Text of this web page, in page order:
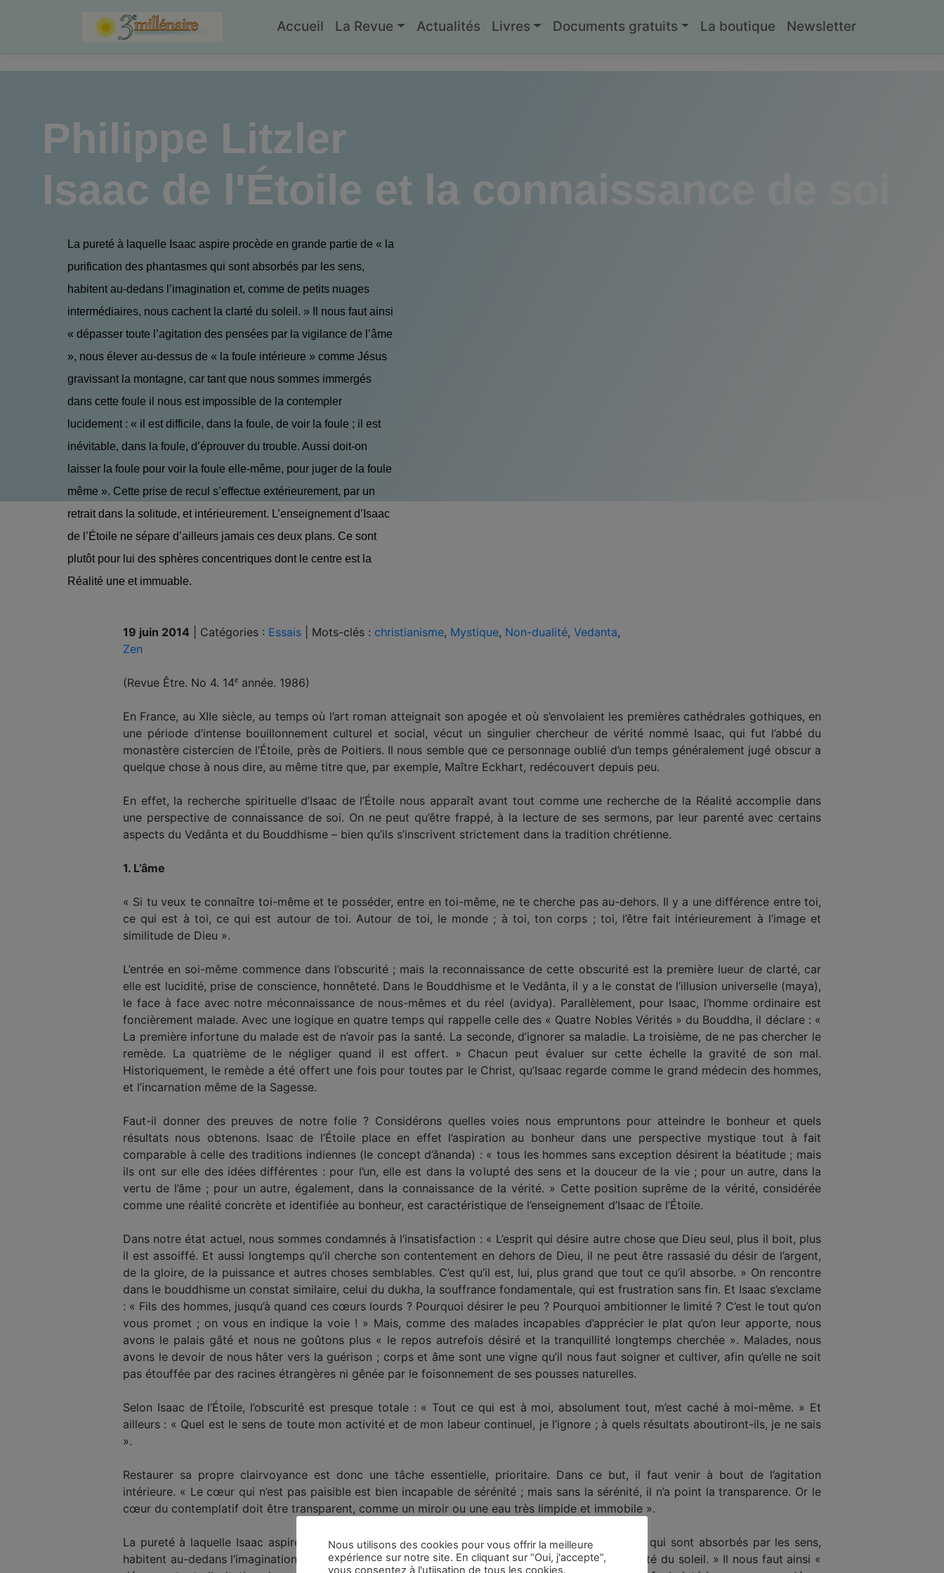
Accueil La Revue Actualités Livres Documents gratuits La boutique Newsletter
Philippe Litzler
Isaac de l'Étoile et la connaissance de soi
La pureté à laquelle Isaac aspire procède en grande partie de « la
purification des phantasmes qui sont absorbés par les sens,
habitent au-dedans l’imagination et, comme de petits nuages
intermédiaires, nous cachent la clarté du soleil. » Il nous faut ainsi
« dépasser toute l’agitation des pensées par la vigilance de l’âme
», nous élever au-dessus de « la foule intérieure » comme Jésus
gravissant la montagne, car tant que nous sommes immergés
dans cette foule il nous est impossible de la contempler
lucidement : « il est difficile, dans la foule, de voir la foule ; il est
inévitable, dans la foule, d’éprouver du trouble. Aussi doit-on
laisser la foule pour voir la foule elle-même, pour juger de la foule
même ». Cette prise de recul s’effectue extérieurement, par un
retrait dans la solitude, et intérieurement. L’enseignement d’Isaac
de l’Étoile ne sépare d’ailleurs jamais ces deux plans. Ce sont
plutôt pour lui des sphères concentriques dont le centre est la
Réalité une et immuable.
19 juin 2014 Catégories : Essais Mots-clés : christianisme, Mystique, Non-dualité, Vedanta,
Zen
(Revue Être. No 4. 14e année. 1986)
En France, au XIIe siècle, au temps où l’art roman attei­gnait son apogée et où s’envolaient les premières cathédrales gothiques, en
une période d’intense bouillonnement culturel et social, vécut un singulier chercheur de vérité nommé Isaac, qui fut l’abbé du
monastère cistercien de l’Étoile, près de Poitiers. Il nous semble que ce personnage oublié d’un temps généralement jugé obscur a
quelque chose à nous dire, au même titre que, par exemple, Maître Eckhart, redécouvert depuis peu.
En effet, la recherche spirituelle d’Isaac de l’Étoile nous apparaît avant tout comme une recherche de la Réalité accom­plie dans
une perspective de connaissance de soi. On ne peut qu’être frappé, à la lecture de ses sermons, par leur parenté avec certains
aspects du Vedânta et du Bouddhisme – bien qu’ils s’inscrivent strictement dans la tradition chrétienne.
1. L’âme
« Si tu veux te connaître toi-même et te posséder, entre en toi-même, ne te cherche pas au-dehors. Il y a une différence entre toi,
ce qui est à toi, ce qui est autour de toi. Autour de toi, le monde ; à toi, ton corps ; toi, l’être fait intérieurement à l’image et
similitude de Dieu ».
L’entrée en soi-même commence dans l’obscurité ; mais la reconnaissance de cette obscurité est la première lueur de clarté, car
elle est lucidité, prise de conscience, honnêteté. Dans le Bouddhisme et le Vedânta, il y a le constat de l’illu­sion universelle (maya),
le face à face avec notre méconnaissance de nous-mêmes et du réel (avidya). Parallèlement, pour Isaac, l’homme ordinaire est
foncièrement malade. Avec une logique en quatre temps qui rappelle celle des « Quatre Nobles Vérités » du Bouddha, il déclare : «
La première infortune du malade est de n’avoir pas la santé. La seconde, d’ignorer sa maladie. La troisième, de ne pas chercher le
remède. La quatrième de le négliger quand il est offert. » Chacun peut évaluer sur cette échelle la gravité de son mal.
Historiquement, le remède a été offert une fois pour toutes par le Christ, qu’Isaac regarde comme le grand médecin des hommes,
et l’incarnation même de la Sagesse.
Faut-il donner des preuves de notre folie ? Considérons quelles voies nous empruntons pour atteindre le bonheur et quels
résultats nous obtenons. Isaac de l’Étoile place en effet l’aspiration au bonheur dans une perspective mystique tout à fait
comparable à celle des traditions indiennes (le concept d’ânanda) : « tous les hommes sans exception désirent la béa­titude ; mais
ils ont sur elle des idées différentes : pour l’un, elle est dans la volupté des sens et la douceur de la vie ; pour un autre, dans la
vertu de l’âme ; pour un autre, également, dans la connaissance de la vérité. » Cette position suprême de la vérité, considérée
comme une réalité concrète et identifiée au bonheur, est caractéristique de l’enseignement d’Isaac de l’Étoile.
Dans notre état actuel, nous sommes condamnés à l’insa­tisfaction : « L’esprit qui désire autre chose que Dieu seul, plus il boit, plus
il est assoiffé. Et aussi longtemps qu’il cherche son contentement en dehors de Dieu, il ne peut être rassasié du désir de l’argent,
de la gloire, de la puissance et autres choses semblables. C’est qu’il est, lui, plus grand que tout ce qu’il absorbe. » On rencontre
dans le bouddhisme un constat simi­laire, celui du dukha, la souffrance fondamentale, qui est frus­tration sans fin. Et Isaac s’exclame
: « Fils des hommes, jusqu’à quand ces cœurs lourds ? Pourquoi désirer le peu ? Pourquoi ambitionner le limité ? C’est le tout qu’on
vous promet ; on vous en indique la voie ! » Mais, comme des malades inca­pables d’apprécier le plat qu’on leur apporte, nous
avons le palais gâté et nous ne goûtons plus « le repos autrefois désiré et la tranquillité longtemps cherchée ». Malades, nous
avons le devoir de nous hâter vers la guérison ; corps et âme sont une vigne qu’il nous faut soigner et cultiver, afin qu’elle ne soit
pas étouffée par des racines étrangères ni gênée par le foisonnement de ses pousses naturelles.
Selon Isaac de l’Étoile, l’obscurité est presque totale : « Tout ce qui est à moi, absolument tout, m’est caché à moi-même. » Et
ailleurs : « Quel est le sens de toute mon activité et de mon labeur continuel, je l’ignore ; à quels résultats aboutiront-ils, je ne sais
».
Restaurer sa propre clairvoyance est donc une tâche essen­tielle, prioritaire. Dans ce but, il faut venir à bout de l’agitation
intérieure. « Le cœur qui n’est pas paisible est bien incapable de sérénité ; mais sans la sérénité, il n’a point la transparence. Or le
cœur du contemplatif doit être transparent, comme un miroir ou une eau très limpide et immobile ».
La pureté à laquelle Isaac aspire procède en grande partie de « la purification des phantasmes qui sont absorbés par les sens,
habitent au-dedans l’imagination et, comme de petits nuages intermédiaires, nous cachent la clarté du soleil. » Il nous faut ainsi «
Nous utilisons des cookies pour vous offrir la meilleure
expérience sur notre site. En cliquant sur “Oui, j'accepte”,
vous consentez à l'utiisation de tous les cookies.